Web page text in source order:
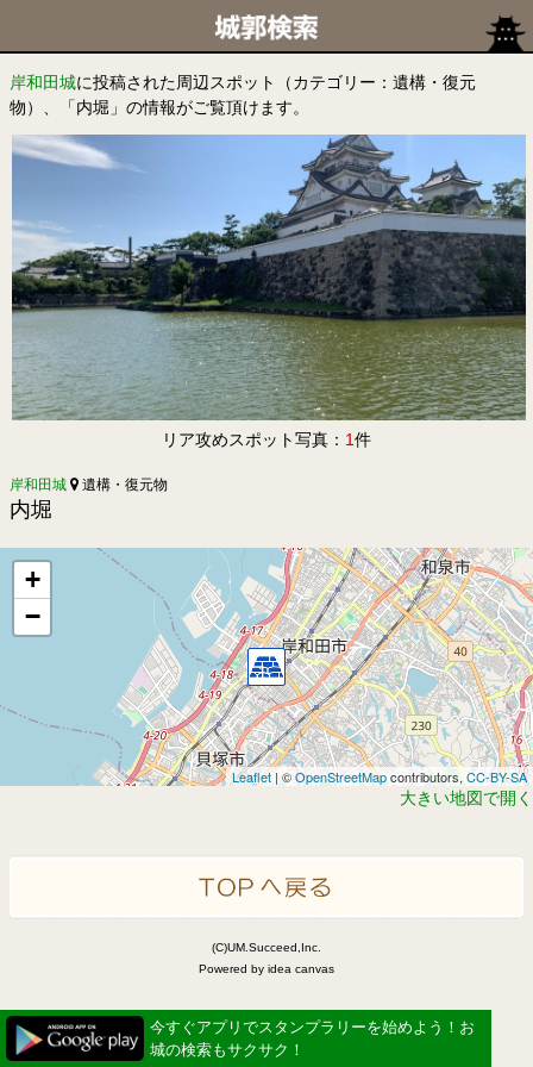
岸和田城に投稿された周辺スポット（カテゴリー：遺構・復元
物）、「内堀」の情報がご覧頂けます。
リア攻めスポット写真： 1件
岸和田城 遺構・復元物
内堀
+
−
Leaflet | ©OpenStreetMapcontributors,CC-BY-SA
大きい地図で開く
(C)UM.Succeed,Inc.
Powered by idea canvas
今すぐアプリでスタンプラリーを始めよう！お
城の検索もサクサク！